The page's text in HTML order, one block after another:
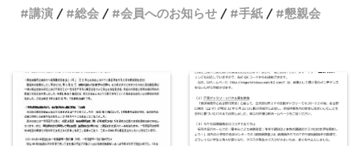
講演
総会 会員へのお知らせ 手紙 懇親会